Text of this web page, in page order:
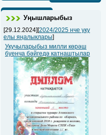
Уңышларыбыз
[29.12.2024][2024/2025 нче уку
елы яңалыклары]
Укучыларыбыз милли көрәш
буенча бәйгедә катнаштылар